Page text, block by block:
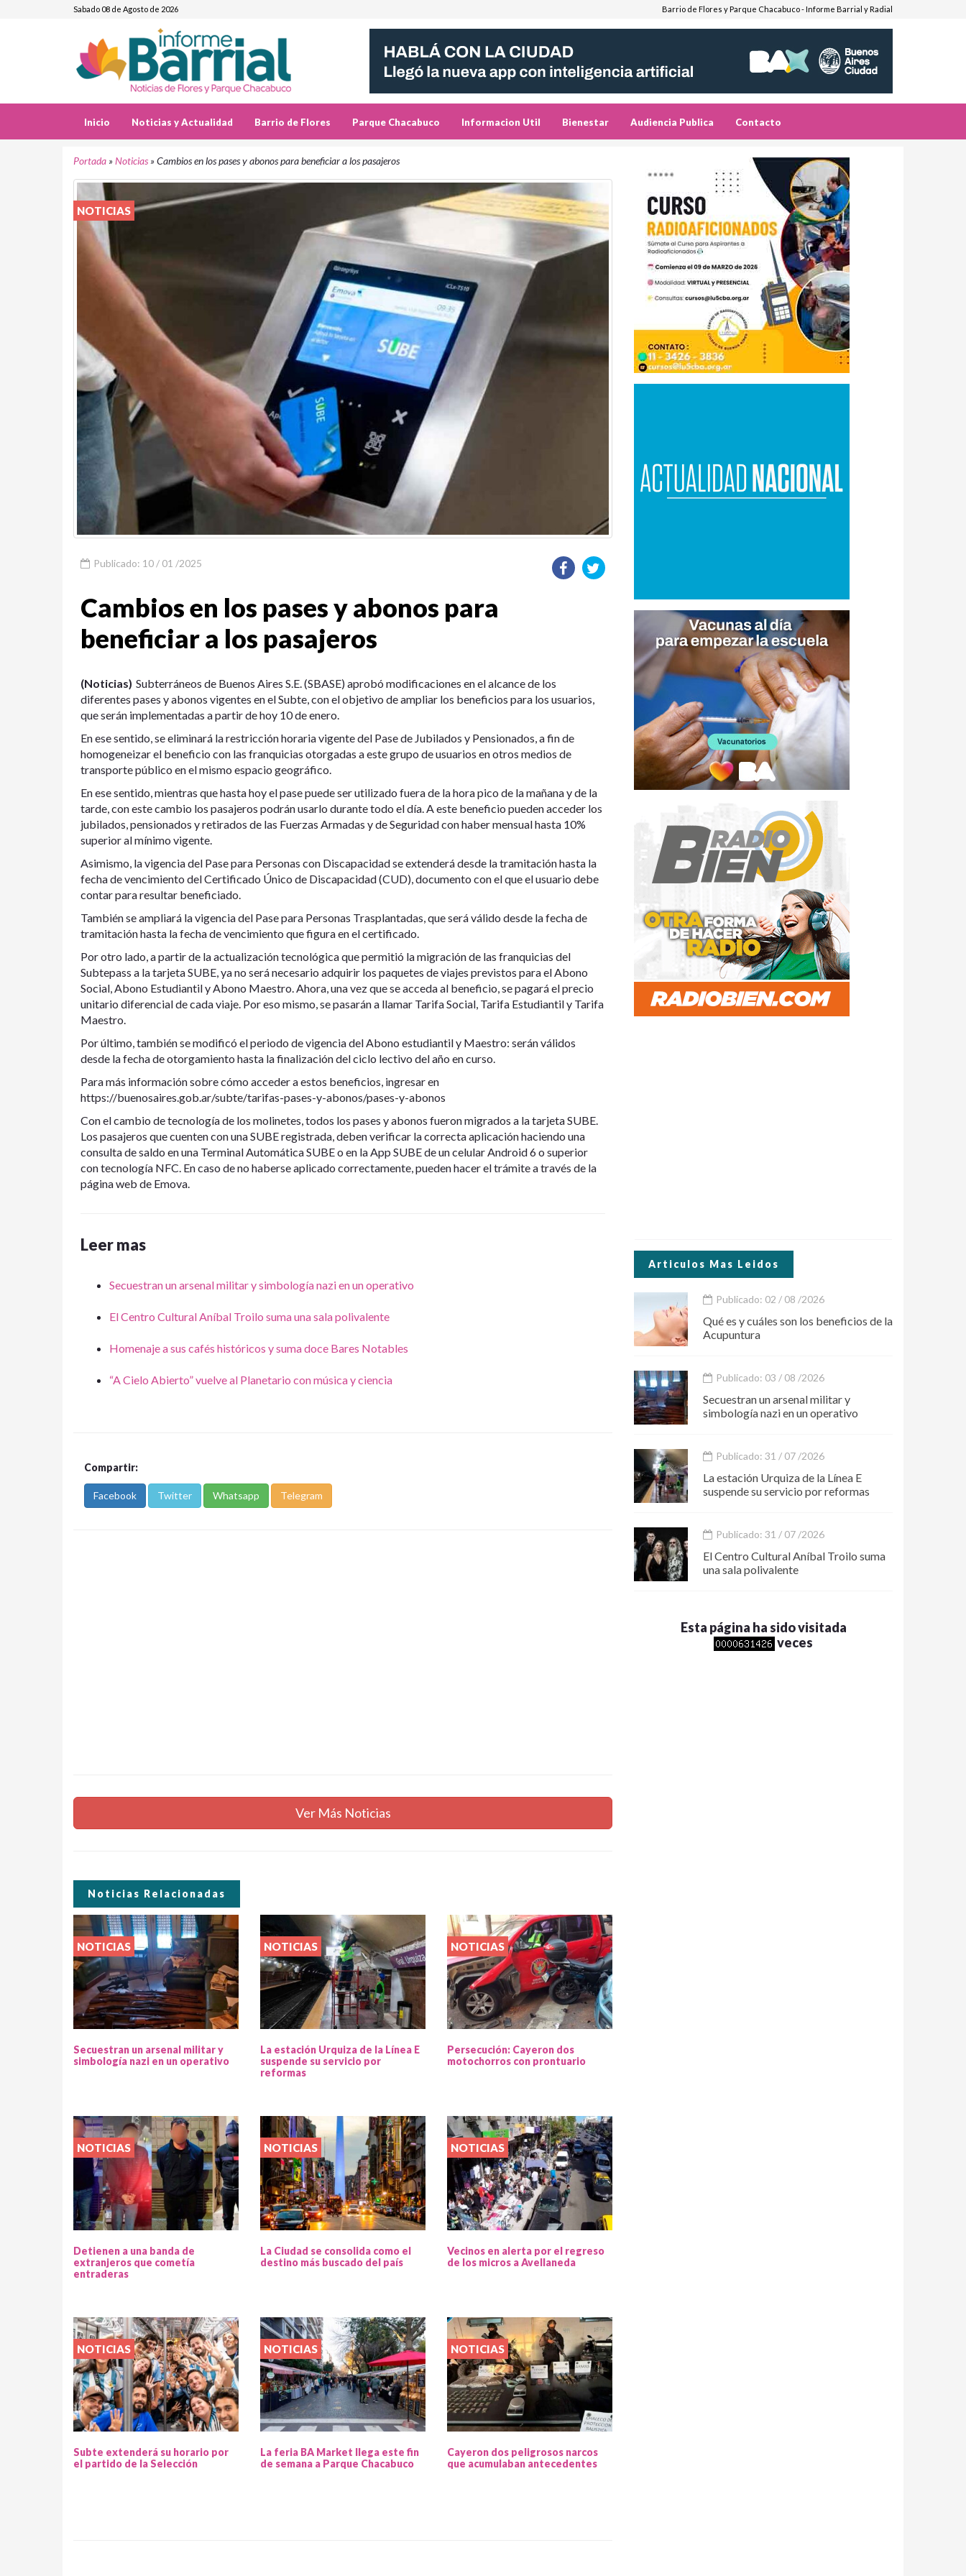
Sabado 08 de Agosto de 2026 Barrio de Flores y Parque Chacabuco - Informe Barrial y Radial
Inicio Noticias y Actualidad Barrio de Flores Parque Chacabuco Informacion Util Bienestar Audiencia Publica Contacto
Portada »Noticias »Cambios en los pases y abonos para beneficiar a los pasajeros
NOTICIAS
Publicado: 10 / 01 /2025
Cambios en los pases y abonos para
beneficiar a los pasajeros
(Noticias) Subterráneos de Buenos Aires S.E. (SBASE) aprobó modificaciones en el alcance de los
diferentes pases y abonos vigentes en el Subte, con el objetivo de ampliar los beneficios para los usuarios,
que serán implementadas a partir de hoy 10 de enero.
En ese sentido, se eliminará la restricción horaria vigente del Pase de Jubilados y Pensionados, a fin de
homogeneizar el beneficio con las franquicias otorgadas a este grupo de usuarios en otros medios de
transporte público en el mismo espacio geográfico.
En ese sentido, mientras que hasta hoy el pase puede ser utilizado fuera de la hora pico de la mañana y de la
tarde, con este cambio los pasajeros podrán usarlo durante todo el día. A este beneficio pueden acceder los
jubilados, pensionados y retirados de las Fuerzas Armadas y de Seguridad con haber mensual hasta 10%
superior al mínimo vigente.
Asimismo, la vigencia del Pase para Personas con Discapacidad se extenderá desde la tramitación hasta la
fecha de vencimiento del Certificado Único de Discapacidad (CUD), documento con el que el usuario debe
contar para resultar beneficiado.
También se ampliará la vigencia del Pase para Personas Trasplantadas, que será válido desde la fecha de
tramitación hasta la fecha de vencimiento que figura en el certificado.
Por otro lado, a partir de la actualización tecnológica que permitió la migración de las franquicias del
Subtepass a la tarjeta SUBE, ya no será necesario adquirir los paquetes de viajes previstos para el Abono
Social, Abono Estudiantil y Abono Maestro. Ahora, una vez que se acceda al beneficio, se pagará el precio
unitario diferencial de cada viaje. Por eso mismo, se pasarán a llamar Tarifa Social, Tarifa Estudiantil y Tarifa
Maestro.
Por último, también se modificó el periodo de vigencia del Abono estudiantil y Maestro: serán válidos
desde la fecha de otorgamiento hasta la finalización del ciclo lectivo del año en curso.
Para más información sobre cómo acceder a estos beneficios, ingresar en
https://buenosaires.gob.ar/subte/tarifas-pases-y-abonos/pases-y-abonos
Con el cambio de tecnología de los molinetes, todos los pases y abonos fueron migrados a la tarjeta SUBE.
Los pasajeros que cuenten con una SUBE registrada, deben verificar la correcta aplicación haciendo una
consulta de saldo en una Terminal Automática SUBE o en la App SUBE de un celular Android 6 o superior
con tecnología NFC. En caso de no haberse aplicado correctamente, pueden hacer el trámite a través de la
página web de Emova.
Leer mas
Secuestran un arsenal militar y simbología nazi en un operativo
El Centro Cultural Aníbal Troilo suma una sala polivalente
Homenaje a sus cafés históricos y suma doce Bares Notables
“A Cielo Abierto” vuelve al Planetario con música y ciencia
Compartir:
Facebook Twitter Whatsapp Telegram
Ver Más Noticias
Noticias Relacionadas
NOTICIAS
Secuestran un arsenal militar y
simbología nazi en un operativo
NOTICIAS
La estación Urquiza de la Línea E
suspende su servicio por
reformas
NOTICIAS
Persecución: Cayeron dos
motochorros con prontuario
NOTICIAS
Detienen a una banda de
extranjeros que cometía
entraderas
NOTICIAS
La Ciudad se consolida como el
destino más buscado del país
NOTICIAS
Vecinos en alerta por el regreso
de los micros a Avellaneda
NOTICIAS
Subte extenderá su horario por
el partido de la Selección
NOTICIAS
La feria BA Market llega este fin
de semana a Parque Chacabuco
NOTICIAS
Cayeron dos peligrosos narcos
que acumulaban antecedentes
Articulos Mas Leidos
Publicado: 02 / 08 /2026
Qué es y cuáles son los beneficios de la
Acupuntura
Publicado: 03 / 08 /2026
Secuestran un arsenal militar y
simbología nazi en un operativo
Publicado: 31 / 07 /2026
La estación Urquiza de la Línea E
suspende su servicio por reformas
Publicado: 31 / 07 /2026
El Centro Cultural Aníbal Troilo suma
una sala polivalente
Esta página ha sido visitada
veces